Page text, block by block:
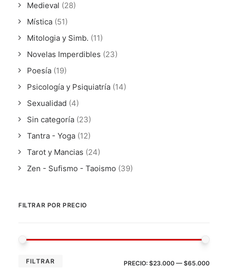
Medieval (28)
Mística (51)
Mitologia y Simb. (11)
Novelas Imperdibles (23)
Poesía (19)
Psicología y Psiquiatría (14)
Sexualidad (4)
Sin categoría (23)
Tantra - Yoga (12)
Tarot y Mancias (24)
Zen - Sufismo - Taoismo (39)
FILTRAR POR PRECIO
FILTRAR PRECIO: $23.000 — $65.000